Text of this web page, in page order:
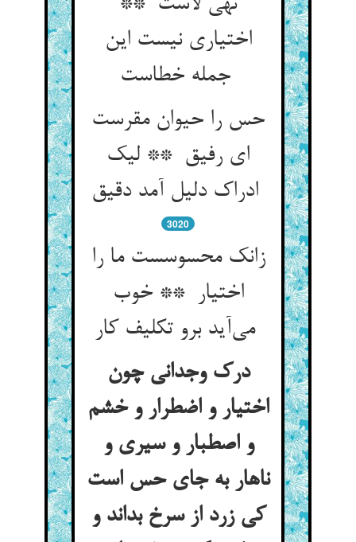
اختیاری نیست این
جمله خطاست
حس را حیوان مقرست
ای رفیق ** لیک
3020
زانک محسوسست ما را
اختیار ** خوب
می‌آید برو تکلیف کار
درک وجدانی چون
اختیار و اضطرار و خشم
و اصطبار و سیری و
ناهار به جای حس است
کی زرد از سرخ بداند و